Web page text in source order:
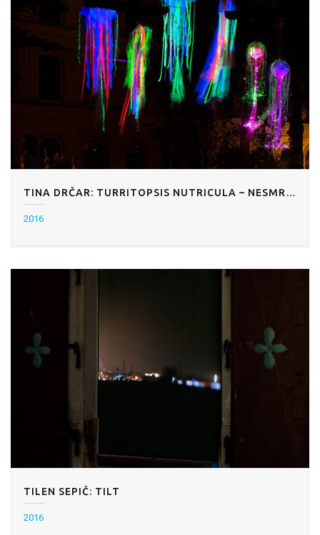
TINA DRČAR: TURRITOPSIS NUTRICULA – NESMRTNA MEDUZA
2016
TILEN SEPIČ: TILT
2016